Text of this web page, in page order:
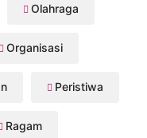
Olahraga
Organisasi
Peristiwa
Ragam